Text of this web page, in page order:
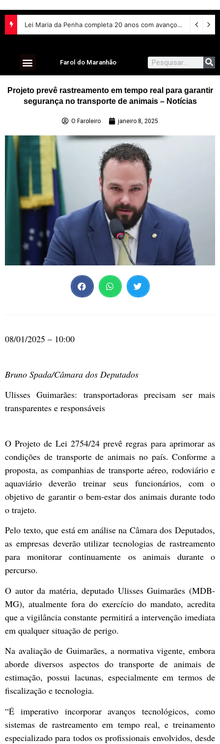
Lei Maria da Penha completa 20 anos com avanços na proteção às mulheres e desafios no combate à violência
Farol do Maranhão
Projeto prevê rastreamento em tempo real para garantir
segurança no transporte de animais – Notícias
O Faroleiro janeiro 8, 2025
08/01/2025 – 10:00
Bruno Spada/Câmara dos Deputados
Ulisses Guimarães: transportadoras precisam ser mais
transparentes e responsáveis
O Projeto de Lei 2754/24 prevê regras para aprimorar as
condições de transporte de animais no país. Conforme a
proposta, as companhias de transporte aéreo, rodoviário e
aquaviário deverão treinar seus funcionários, com o
objetivo de garantir o bem-estar dos animais durante todo
o trajeto.
Pelo texto, que está em análise na Câmara dos Deputados,
as empresas deverão utilizar tecnologias de rastreamento
para monitorar continuamente os animais durante o
percurso.
O autor da matéria, deputado Ulisses Guimarães (MDB-
MG), atualmente fora do exercício do mandato, acredita
que a vigilância constante permitirá a intervenção imediata
em qualquer situação de perigo.
Na avaliação de Guimarães, a normativa vigente, embora
aborde diversos aspectos do transporte de animais de
estimação, possui lacunas, especialmente em termos de
fiscalização e tecnologia.
“É imperativo incorporar avanços tecnológicos, como
sistemas de rastreamento em tempo real, e treinamento
especializado para todos os profissionais envolvidos, desde